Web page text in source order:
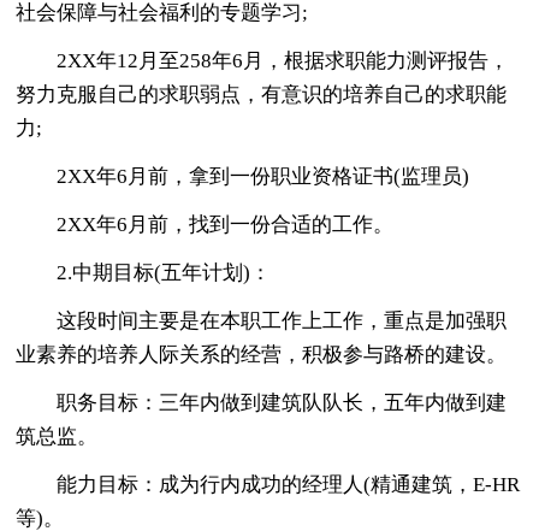
社会保障与社会福利的专题学习;
2XX年12月至258年6月，根据求职能力测评报告，
努力克服自己的求职弱点，有意识的培养自己的求职能
力;
2XX年6月前，拿到一份职业资格证书(监理员)
2XX年6月前，找到一份合适的工作。
2.中期目标(五年计划)：
这段时间主要是在本职工作上工作，重点是加强职
业素养的培养人际关系的经营，积极参与路桥的建设。
职务目标：三年内做到建筑队队长，五年内做到建
筑总监。
能力目标：成为行内成功的经理人(精通建筑，E-HR
等)。